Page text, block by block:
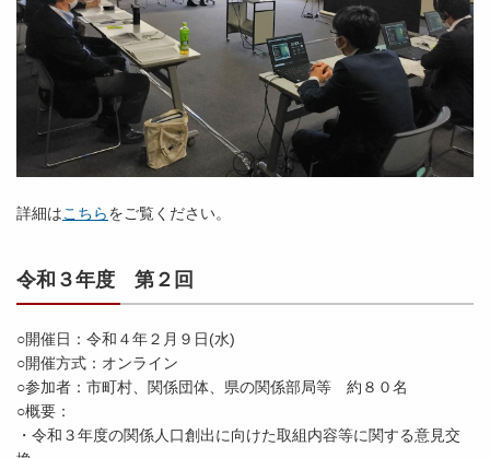
詳細はこちらをご覧ください。
令和３年度 第２回
○開催日：令和４年２月９日(水)
○開催方式：オンライン
○参加者：市町村、関係団体、県の関係部局等 約８０名
○概要：
・令和３年度の関係人口創出に向けた取組内容等に関する意見交